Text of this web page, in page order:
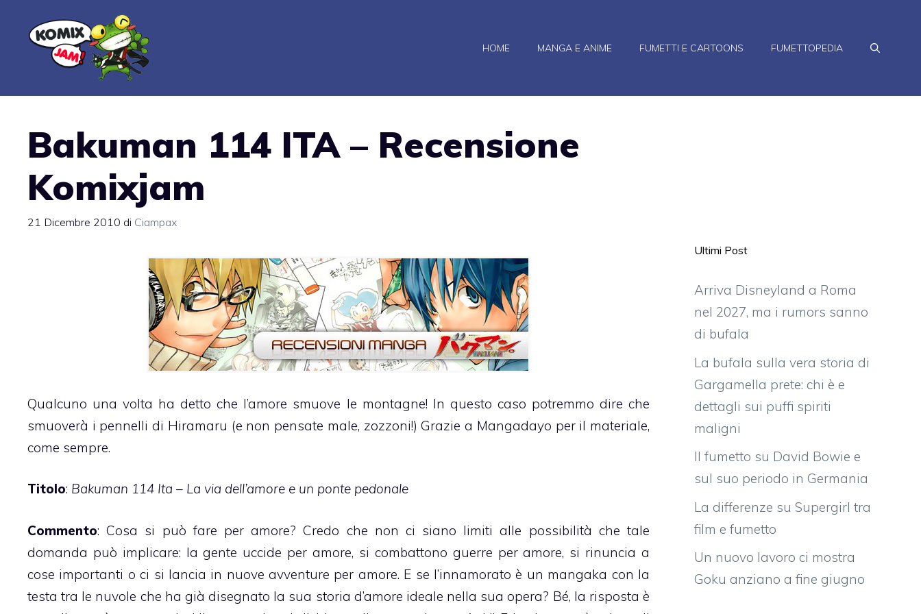
contenuto
HOME MANGA E ANIME FUMETTI E CARTOONS FUMETTOPEDIA
Bakuman 114 ITA – Recensione
Komixjam
21 Dicembre 2010 di Ciampax
Qualcuno una volta ha detto che l’amore smuove le montagne! In questo caso potremmo dire che
smuoverà i pennelli di Hiramaru (e non pensate male, zozzoni!) Grazie a Mangadayo per il materiale,
come sempre.
Titolo: Bakuman 114 Ita – La via dell’amore e un ponte pedonale
Commento: Cosa si può fare per amore? Credo che non ci siano limiti alle possibilità che tale
domanda può implicare: la gente uccide per amore, si combattono guerre per amore, si rinuncia a
cose importanti o ci si lancia in nuove avventure per amore. E se l’innamorato è un mangaka con la
testa tra le nuvole che ha già disegnato la sua storia d’amore ideale nella sua opera? Bé, la risposta è
Ultimi Post
Arriva Disneyland a Roma
nel 2027, ma i rumors sanno
di bufala
La bufala sulla vera storia di
Gargamella prete: chi è e
dettagli sui puffi spiriti
maligni
Il fumetto su David Bowie e
sul suo periodo in Germania
La differenze su Supergirl tra
film e fumetto
Un nuovo lavoro ci mostra
Goku anziano a fine giugno